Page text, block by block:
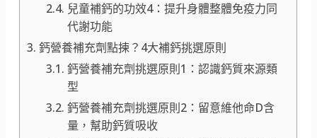
兒童補鈣的功效4：提升身體整體免疫力同
代謝功能
鈣營養補充劑點揀？4大補鈣挑選原則
鈣營養補充劑挑選原則1：認識鈣質來源類
型
鈣營養補充劑挑選原則2：留意維他命D含
量，幫助鈣質吸收